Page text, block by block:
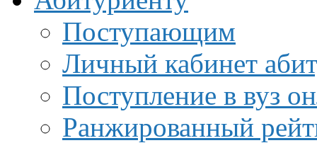
Поступающим
Личный кабинет
Поступление в вуз
Ранжированный